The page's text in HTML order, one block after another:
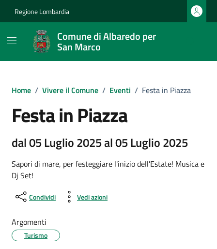
Regione Lombardia
Comune di Albaredo per
San Marco
Home / Vivere il Comune / Eventi / Festa in Piazza
Festa in Piazza
dal 05 Luglio 2025 al 05 Luglio 2025
Sapori di mare, per festeggiare l'inizio dell'Estate! Musica e
Dj Set!
Condividi Vedi azioni
Argomenti
Turismo